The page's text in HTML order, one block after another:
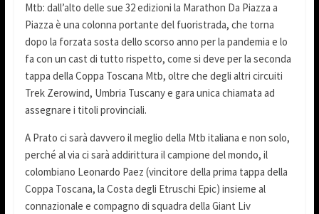
Mtb: dall’alto delle sue 32 edizioni la Marathon Da Piazza a
Piazza è una colonna portante del fuoristrada, che torna
dopo la forzata sosta dello scorso anno per la pandemia e lo
fa con un cast di tutto rispetto, come si deve per la seconda
tappa della Coppa Toscana Mtb, oltre che degli altri circuiti
Trek Zerowind, Umbria Tuscany e gara unica chiamata ad
assegnare i titoli provinciali.
A Prato ci sarà davvero il meglio della Mtb italiana e non solo,
perché al via ci sarà addirittura il campione del mondo, il
colombiano Leonardo Paez (vincitore della prima tappa della
Coppa Toscana, la Costa degli Etruschi Epic) insieme al
connazionale e compagno di squadra della Giant Liv